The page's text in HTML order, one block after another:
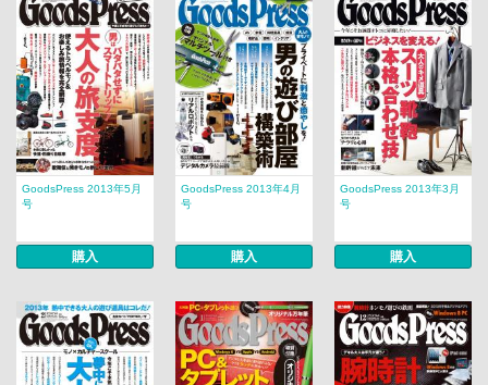
GoodsPress 2013年5月
号
購入
GoodsPress 2013年4月
号
購入
GoodsPress 2013年3月
号
購入